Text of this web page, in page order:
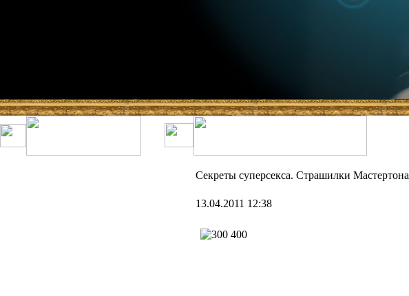
Секреты суперсекса. Страшилки Мастертона
13.04.2011 12:38